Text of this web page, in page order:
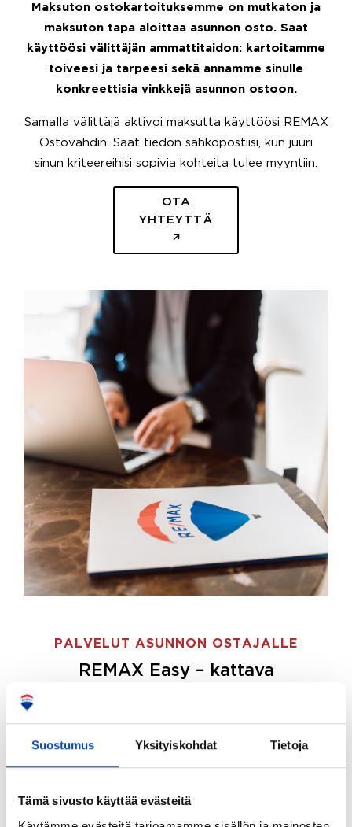
Suostumus Yksityiskohdat Tietoja
Tämä sivusto käyttää evästeitä
Maksuton ostokartoituksemme on mutkaton ja
maksuton tapa aloittaa asunnon osto. Saat
käyttöösi välittäjän ammattitaidon: kartoitamme
toiveesi ja tarpeesi sekä annamme sinulle
konkreettisia vinkkejä asunnon ostoon.
Samalla välittäjä aktivoi maksutta käyttöösi REMAX
Ostovahdin. Saat tiedon sähköpostiisi, kun juuri
sinun kriteereihisi sopivia kohteita tulee myyntiin.
OTA
YHTEYTTÄ
PALVELUT ASUNNON OSTAJALLE
REMAX Easy – kattava
ostajille.
Tee ostotoimeksianto ja etsimme juuri